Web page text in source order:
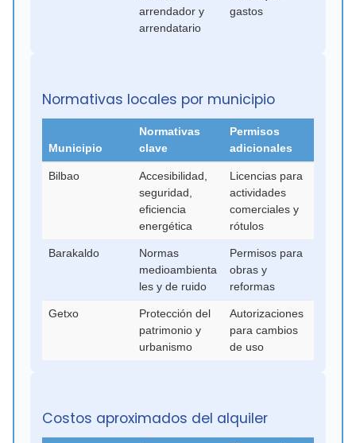
arrendador y
arrendatario
gastos
Normativas locales por municipio
Municipio
Normativas
clave
Permisos
adicionales
Bilbao
Accesibilidad,
seguridad,
eficiencia
energética
Licencias para
actividades
comerciales y
rótulos
Barakaldo
Normas
medioambienta
les y de ruido
Permisos para
obras y
reformas
Getxo
Protección del
patrimonio y
urbanismo
Autorizaciones
para cambios
de uso
Costos aproximados del alquiler